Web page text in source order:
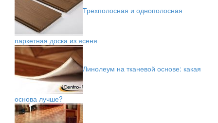
Трехполосная и однополосная
паркетная доска из ясеня
Линолеум на тканевой основе: какая
основа лучше?